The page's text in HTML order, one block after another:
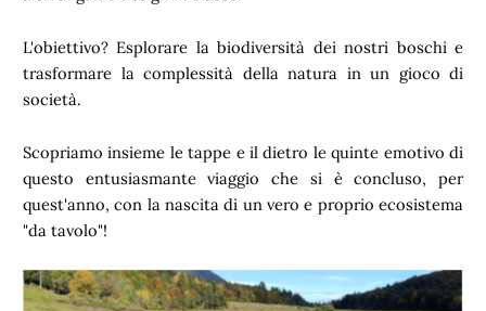
L'obiettivo? Esplorare la biodiversità dei nostri boschi e
trasformare la complessità della natura in un gioco di
società.
Scopriamo insieme le tappe e il dietro le quinte emotivo di
questo entusiasmante viaggio che si è concluso, per
quest'anno, con la nascita di un vero e proprio ecosistema
"da tavolo"!